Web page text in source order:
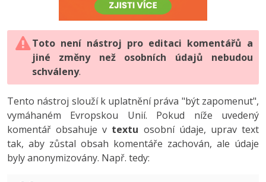
HTML5, CSS3, Bootstrap, SEO
SQL a databáze
Testování a verzování
UML a návrhové vzory
React
Spring
PHP
JavaScript
Python
HTML / CSS
UML a návrhové vzory
MySQL/MariaDB
Vývojář mobilních aplikací
C# Game developer
Tester
Systémový administrátor
-80%
JavaScript -80%
PHP -80%
Swift -80%
Kotlin -80%
Digitální gramotnost
Marketing
WordPress
SEO
UX
Business
Photoshop -80%
Adobe Illustrator -80%
Adobe Lightroom
Adobe XD
Adobe InDesign -25%
Adobe After Effects
Toto není nástroj pro editaci komentářů a
jiné změny než osobních údajů nebudou
schváleny.
Tento nástroj slouží k uplatnění práva "být zapomenut",
vymáhaném Evropskou Unií. Pokud níže uvedený
komentář obsahuje v textu osobní údaje, uprav text
tak, aby zůstal obsah komentáře zachován, ale údaje
byly anonymizovány. Např. tedy: